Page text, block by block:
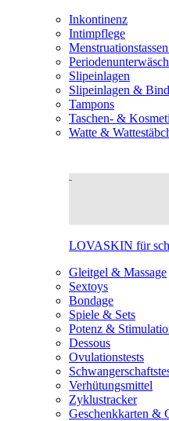
Inkontinenz
Intimpflege
Slipeinlagen
Slipeinlagen &
Tampons
Taschen- &
Watte &
LOVASKIN für
Gleitgel & Massage
Sextoys
Bondage
Spiele & Sets
Potenz &
Dessous
Ovulationstests
Verhütungsmittel
Zyklustracker
Geschenkkarten &